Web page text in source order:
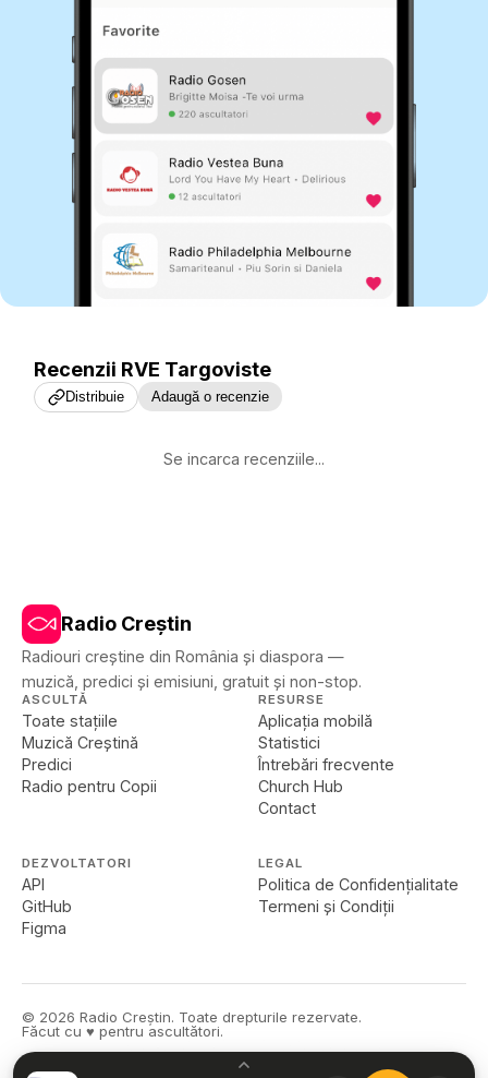
Recenzii RVE Targoviste
Distribuie Adaugă o recenzie
Se incarca recenziile...
Radio Creștin
Radiouri creștine din România și diaspora —
muzică, predici și emisiuni, gratuit și non-stop.
ASCULTĂ
Toate stațiile
Muzică Creștină
Predici
Radio pentru Copii
RESURSE
Aplicația mobilă
Statistici
Întrebări frecvente
Church Hub
Contact
DEZVOLTATORI
API
GitHub
Figma
LEGAL
Politica de Confidențialitate
Termeni și Condiții
© 2026 Radio Creștin. Toate drepturile rezervate.
Făcut cu ♥ pentru ascultători.